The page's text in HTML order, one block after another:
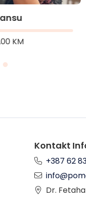
KM
Kontakt
+387 62
Dr.